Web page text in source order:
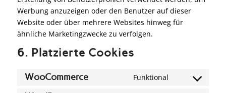
Werbung anzuzeigen oder den Benutzer auf dieser
Website oder über mehrere Websites hinweg für
ähnliche Marketingzwecke zu verfolgen.
6. Platzierte Cookies
WooCommerce Funktional